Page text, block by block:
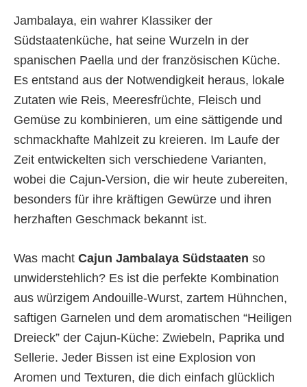
Jambalaya, ein wahrer Klassiker der
Südstaatenküche, hat seine Wurzeln in der
spanischen Paella und der französischen Küche.
Es entstand aus der Notwendigkeit heraus, lokale
Zutaten wie Reis, Meeresfrüchte, Fleisch und
Gemüse zu kombinieren, um eine sättigende und
schmackhafte Mahlzeit zu kreieren. Im Laufe der
Zeit entwickelten sich verschiedene Varianten,
wobei die Cajun-Version, die wir heute zubereiten,
besonders für ihre kräftigen Gewürze und ihren
herzhaften Geschmack bekannt ist.
Was macht Cajun Jambalaya Südstaaten so
unwiderstehlich? Es ist die perfekte Kombination
aus würzigem Andouille-Wurst, zartem Hühnchen,
saftigen Garnelen und dem aromatischen “Heiligen
Dreieck” der Cajun-Küche: Zwiebeln, Paprika und
Sellerie. Jeder Bissen ist eine Explosion von
Aromen und Texturen, die dich einfach glücklich